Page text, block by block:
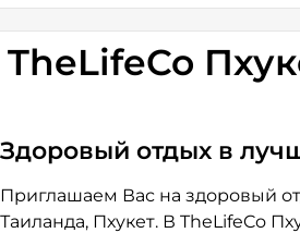
TheLifeCo
Здоровый отдых в
Приглашаем Вас на здоровый
Таиланда, Пхукет. В TheLifeCo